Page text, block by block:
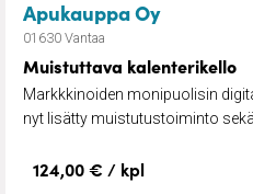
Apukauppa Oy–
01630 Vantaa
Muistuttava kalenterikello
Markkkinoiden monipuolisin
nyt lisätty muistutustoiminto sekä
124,00 € / kpl